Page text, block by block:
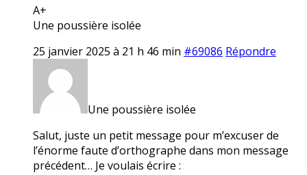
A+
Une poussière isolée
25 janvier 2025 à 21 h 46 min #69086 Répondre
Une poussière isolée
Salut, juste un petit message pour m’excuser de
l’énorme faute d’orthographe dans mon message
précédent… Je voulais écrire :